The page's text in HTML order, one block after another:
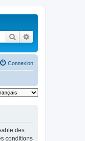
Rechercher
Connexion
des
conditions